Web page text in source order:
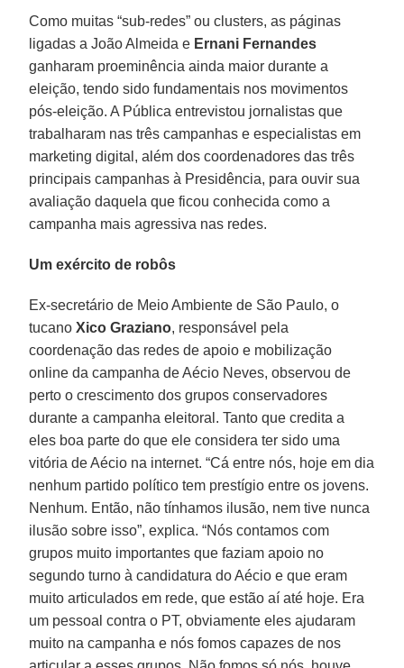
Como muitas “sub-redes” ou clusters, as páginas
ligadas a João Almeida e Ernani Fernandes
ganharam proeminência ainda maior durante a
eleição, tendo sido fundamentais nos movimentos
pós-eleição. A Pública entrevistou jornalistas que
trabalharam nas três campanhas e especialistas em
marketing digital, além dos coordenadores das três
principais campanhas à Presidência, para ouvir sua
avaliação daquela que ficou conhecida como a
campanha mais agressiva nas redes.
Um exército de robôs
Ex-secretário de Meio Ambiente de São Paulo, o
tucanoXico Graziano, responsável pela
coordenação das redes de apoio e mobilização
online da campanha de Aécio Neves, observou de
perto o crescimento dos grupos conservadores
durante a campanha eleitoral. Tanto que credita a
eles boa parte do que ele considera ter sido uma
vitória de Aécio na internet. “Cá entre nós, hoje em dia
nenhum partido político tem prestígio entre os jovens.
Nenhum. Então, não tínhamos ilusão, nem tive nunca
ilusão sobre isso”, explica. “Nós contamos com
grupos muito importantes que faziam apoio no
segundo turno à candidatura do Aécio e que eram
muito articulados em rede, que estão aí até hoje. Era
um pessoal contra o PT, obviamente eles ajudaram
muito na campanha e nós fomos capazes de nos